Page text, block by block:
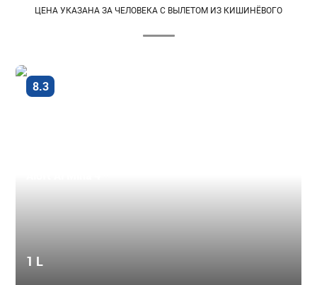
ЦЕНА УКАЗАНА ЗА ЧЕЛОВЕКА С ВЫЛЕТОМ ИЗ КИШИНЁВОГО
8.3
1 L